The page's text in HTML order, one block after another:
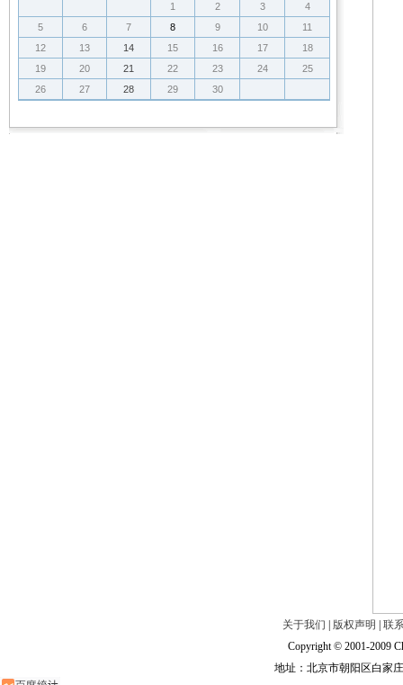
1 2 3
4
5
6 7 8 9 10
11
12
13 14 15 16 17
18
19
20 21 22 23 24
25
26
27 28 29 30
关于我们 版权声明
联
Copyright © 2001-2009
地址：北京市朝阳区白家